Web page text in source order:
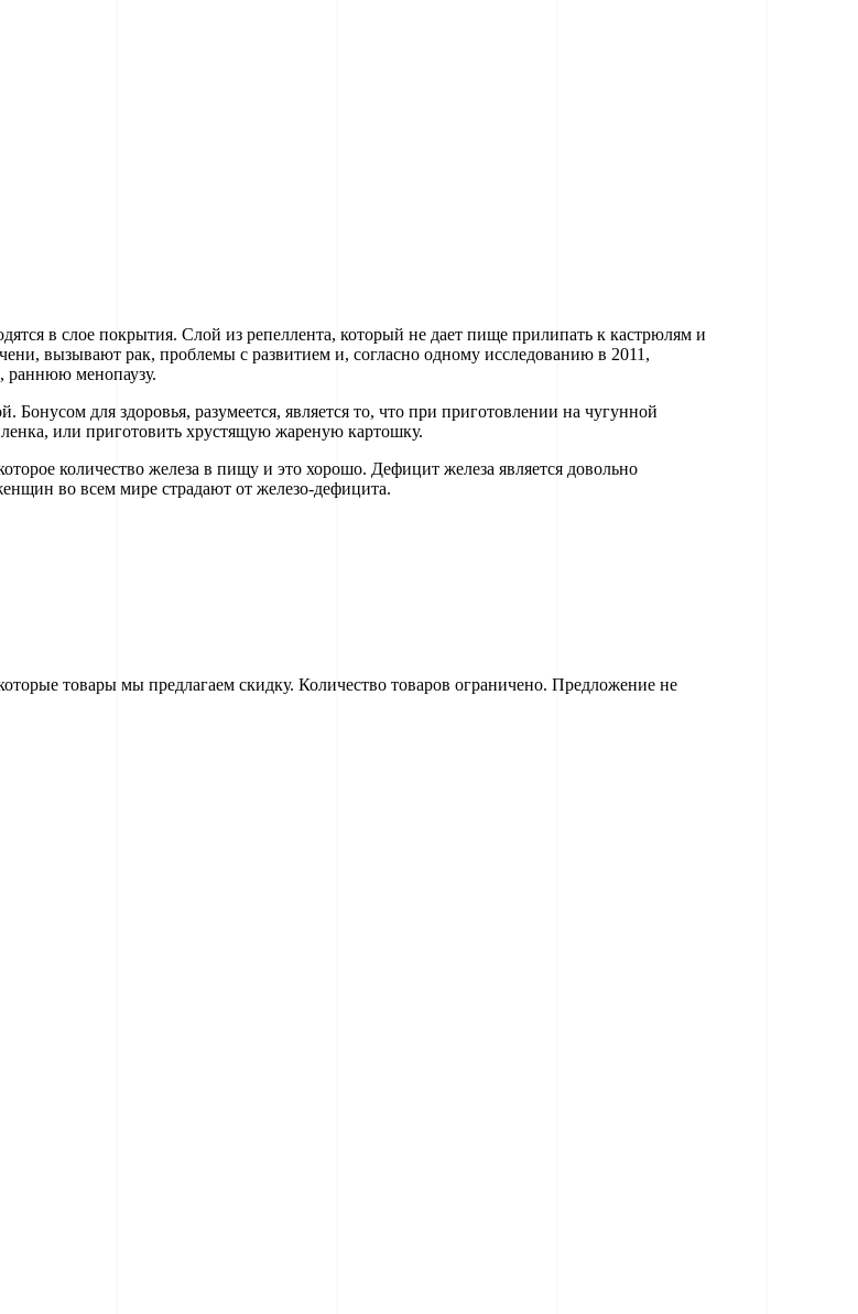
в слое покрытия. Слой из репеллента, который не дает пище прилипать к кастрюлям и
вызывают рак, проблемы с развитием и, согласно одному исследованию в 2011,
раннюю менопаузу.
для здоровья, разумеется, является то, что при приготовлении на чугунной
или приготовить хрустящую жареную картошку.
количество железа в пищу и это хорошо. Дефицит железа является довольно
во всем мире страдают от железо-дефицита.
товары мы предлагаем скидку. Количество товаров ограничено. Предложение не